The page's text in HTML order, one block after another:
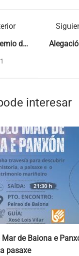
de
de
DOG
interesar
de Baiona e
pasaxe